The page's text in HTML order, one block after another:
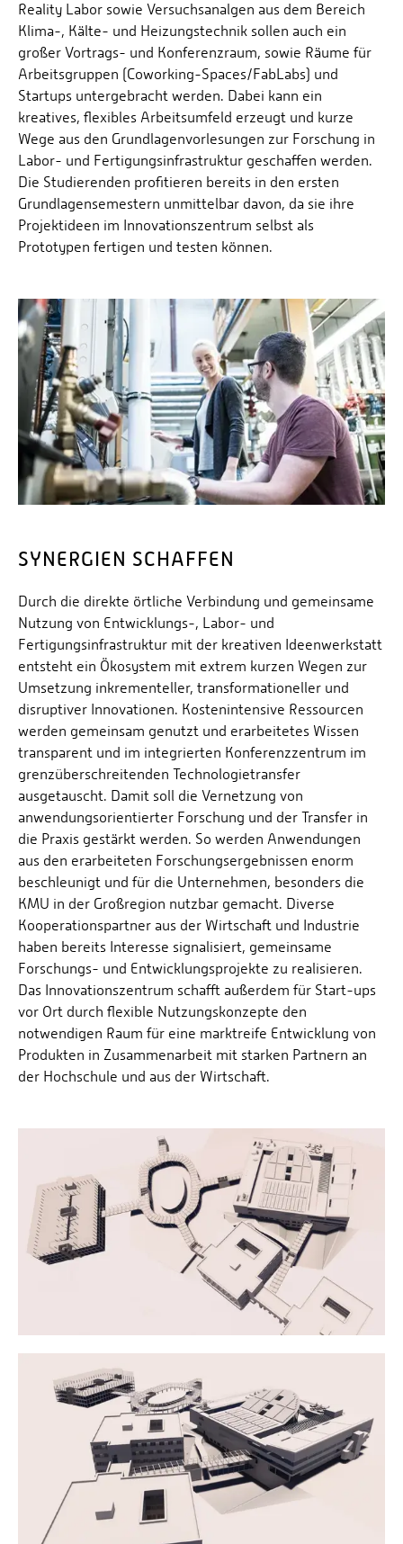
Reality Labor sowie Versuchsanalgen aus dem Bereich
Klima-, Kälte- und Heizungstechnik sollen auch ein
großer Vortrags- und Konferenzraum, sowie Räume für
Arbeitsgruppen (Coworking-Spaces/FabLabs) und
Startups untergebracht werden. Dabei kann ein
kreatives, flexibles Arbeitsumfeld erzeugt und kurze
Wege aus den Grundlagenvorlesungen zur Forschung in
Labor- und Fertigungsinfrastruktur geschaffen werden.
Die Studierenden profitieren bereits in den ersten
Grundlagensemestern unmittelbar davon, da sie ihre
Projektideen im Innovationszentrum selbst als
Prototypen fertigen und testen können.
SYNERGIEN SCHAFFEN
Durch die direkte örtliche Verbindung und gemeinsame
Nutzung von Entwicklungs-, Labor- und
Fertigungsinfrastruktur mit der kreativen Ideenwerkstatt
entsteht ein Ökosystem mit extrem kurzen Wegen zur
Umsetzung inkrementeller, transformationeller und
disruptiver Innovationen. Kostenintensive Ressourcen
werden gemeinsam genutzt und erarbeitetes Wissen
transparent und im integrierten Konferenzzentrum im
grenzüberschreitenden Technologietransfer
ausgetauscht. Damit soll die Vernetzung von
anwendungsorientierter Forschung und der Transfer in
die Praxis gestärkt werden. So werden Anwendungen
aus den erarbeiteten Forschungsergebnissen enorm
beschleunigt und für die Unternehmen, besonders die
KMU in der Großregion nutzbar gemacht. Diverse
Kooperationspartner aus der Wirtschaft und Industrie
haben bereits Interesse signalisiert, gemeinsame
Forschungs- und Entwicklungsprojekte zu realisieren.
Das Innovationszentrum schafft außerdem für Start-ups
vor Ort durch flexible Nutzungskonzepte den
notwendigen Raum für eine marktreife Entwicklung von
Produkten in Zusammenarbeit mit starken Partnern an
der Hochschule und aus der Wirtschaft.